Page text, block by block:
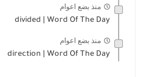
منذ بضع اعوام
divided | Word Of The Day
منذ بضع اعوام
direction | Word Of The Day